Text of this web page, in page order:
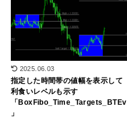
2025.06.03
指定した時間帯の値幅を表示して
利食いレベルも示す
「BoxFibo_Time_Targets_BTEv
」